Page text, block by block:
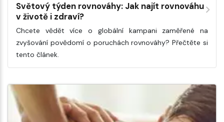
Světový týden rovnováhy: Jak najít rovnováhu
v životě i zdraví?
Chcete vědět více o globální kampani zaměřené na
zvyšování povědomí o poruchách rovnováhy? Přečtěte si
tento článek.